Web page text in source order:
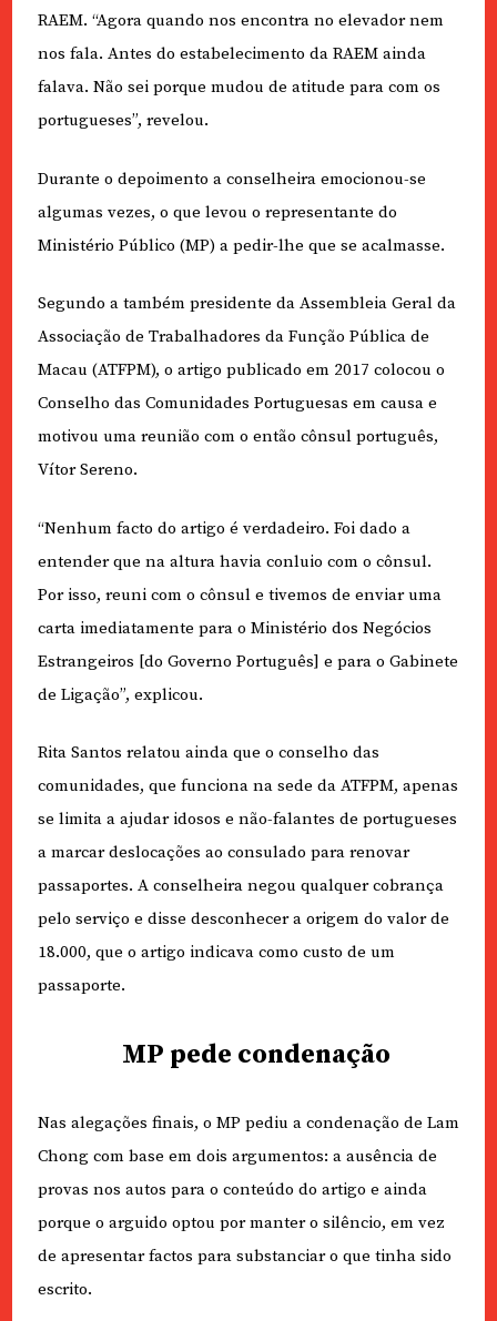
RAEM. “Agora quando nos encontra no elevador nem
nos fala. Antes do estabelecimento da RAEM ainda
falava. Não sei porque mudou de atitude para com os
portugueses”, revelou.
Durante o depoimento a conselheira emocionou-se
algumas vezes, o que levou o representante do
Ministério Público (MP) a pedir-lhe que se acalmasse.
Segundo a também presidente da Assembleia Geral da
Associação de Trabalhadores da Função Pública de
Macau (ATFPM), o artigo publicado em 2017 colocou o
Conselho das Comunidades Portuguesas em causa e
motivou uma reunião com o então cônsul português,
Vítor Sereno.
“Nenhum facto do artigo é verdadeiro. Foi dado a
entender que na altura havia conluio com o cônsul.
Por isso, reuni com o cônsul e tivemos de enviar uma
carta imediatamente para o Ministério dos Negócios
Estrangeiros [do Governo Português] e para o Gabinete
de Ligação”, explicou.
Rita Santos relatou ainda que o conselho das
comunidades, que funciona na sede da ATFPM, apenas
se limita a ajudar idosos e não-falantes de portugueses
a marcar deslocações ao consulado para renovar
passaportes. A conselheira negou qualquer cobrança
pelo serviço e disse desconhecer a origem do valor de
18.000, que o artigo indicava como custo de um
passaporte.
MP pede condenação
Nas alegações finais, o MP pediu a condenação de Lam
Chong com base em dois argumentos: a ausência de
provas nos autos para o conteúdo do artigo e ainda
porque o arguido optou por manter o silêncio, em vez
de apresentar factos para substanciar o que tinha sido
escrito.